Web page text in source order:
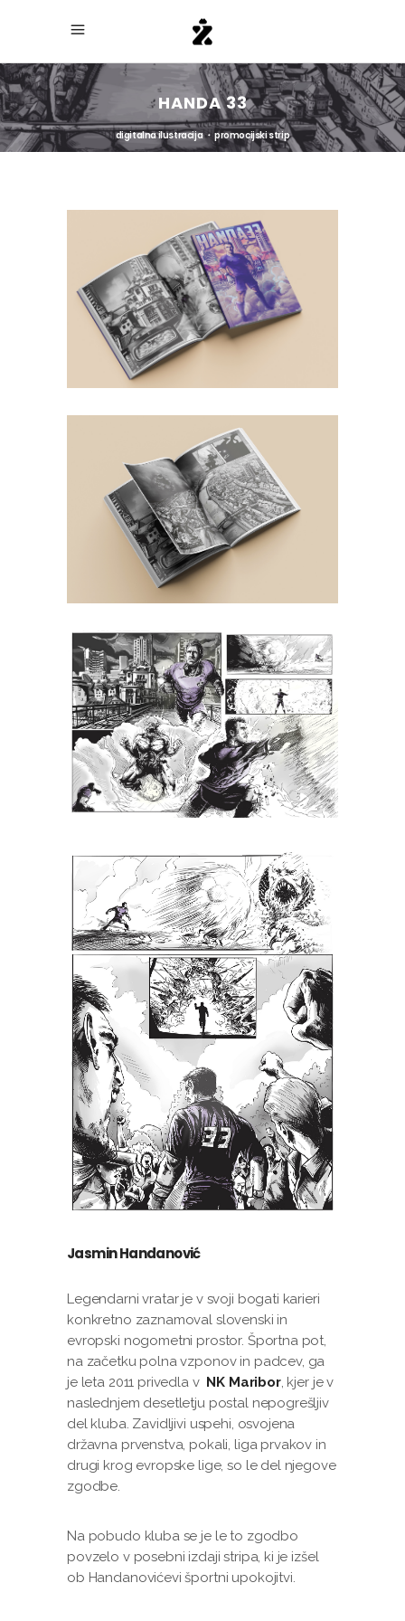
HANDA 33
digitalna ilustracija ・ promocijski strip
Jasmin Handanović
Legendarni vratar je v svoji bogati karieri
konkretno zaznamoval slovenski in
evropski nogometni prostor. Športna pot,
na začetku polna vzponov in padcev, ga
je leta 2011 privedla v NK Maribor, kjer je v
naslednjem desetletju postal nepogrešljiv
del kluba. Zavidljivi uspehi, osvojena
državna prvenstva, pokali, liga prvakov in
drugi krog evropske lige, so le del njegove
zgodbe.
Na pobudo kluba se je le to zgodbo
povzelo v posebni izdaji stripa, ki je izšel
ob Handanovićevi športni upokojitvi.